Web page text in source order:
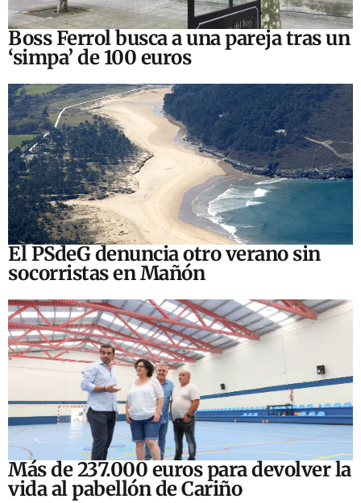
Boss Ferrol busca a una pareja tras un
‘simpa’ de 100 euros
El PSdeG denuncia otro verano sin
socorristas en Mañón
Más de 237.000 euros para devolver la
vida al pabellón de Cariño